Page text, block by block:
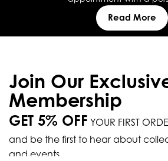
Read More
Join Our
Membership
GET 5% OFF YOUR FIRST
and be the first to hear about
and events.